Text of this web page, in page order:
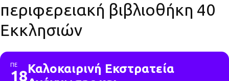
περιφερειακή βιβλιοθήκη 40
Εκκλησιών
ΠΕ
18Καλοκαιρινή Εκστρατεία